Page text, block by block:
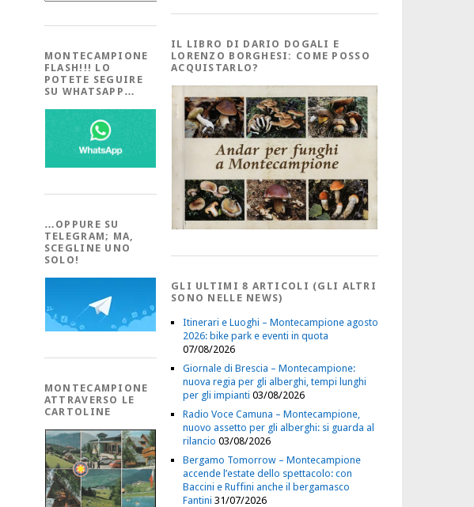
MONTECAMPIONE
FLASH!!! LO
POTETE SEGUIRE
SU WHATSAPP…
…OPPURE SU
TELEGRAM; MA,
SCEGLINE UNO
SOLO!
MONTECAMPIONE
ATTRAVERSO LE
CARTOLINE
IL LIBRO DI DARIO DOGALI E
LORENZO BORGHESI: COME POSSO
ACQUISTARLO?
GLI ULTIMI 8 ARTICOLI (GLI ALTRI
SONO NELLE NEWS)
Itinerari e Luoghi – Montecampione agosto
2026: bike park e eventi in quota
07/08/2026
Giornale di Brescia – Montecampione:
nuova regia per gli alberghi, tempi lunghi
per gli impianti 03/08/2026
Radio Voce Camuna – Montecampione,
nuovo assetto per gli alberghi: si guarda al
rilancio 03/08/2026
Bergamo Tomorrow – Montecampione
accende l’estate dello spettacolo: con
Baccini e Ruffini anche il bergamasco
Fantini 31/07/2026